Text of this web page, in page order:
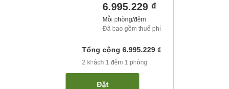
6.995.229 ₫
Mỗi phòng/đêm
Đã bao gồm thuế phí
Tổng cộng 6.995.229 ₫
2 khách 1 đêm 1 phòng
Đặt